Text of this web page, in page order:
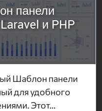
панели
и PHP
Шаблон панели
для удобного
Этот...